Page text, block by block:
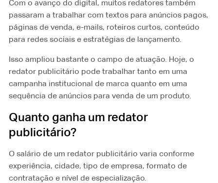
Com o avanço do digital, muitos redatores também
passaram a trabalhar com textos para anúncios pagos,
páginas de venda, e-mails, roteiros curtos, conteúdo
para redes sociais e estratégias de lançamento.
Isso ampliou bastante o campo de atuação. Hoje, o
redator publicitário pode trabalhar tanto em uma
campanha institucional de marca quanto em uma
sequência de anúncios para venda de um produto.
Quanto ganha um redator
publicitário?
O salário de um redator publicitário varia conforme
experiência, cidade, tipo de empresa, formato de
contratação e nível de especialização.